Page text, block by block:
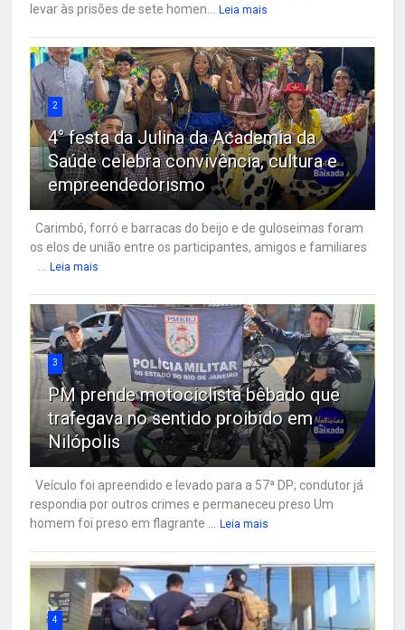
levar às prisões de sete homen...
Leia mais
2
4° festa da Julina da Academia da
Saúde celebra convivência, cultura e
empreendedorismo
Carimbó, forró e barracas do beijo e de guloseimas foram
os elos de união entre os participantes, amigos e familiares
Leia mais
3
PM prende motociclista bêbado que
trafegava no sentido proibido em
Nilópolis
Veículo foi apreendido e levado para a 57ª DP; condutor já
respondia por outros crimes e permaneceu preso Um
homem foi preso em flagrante ...
Leia mais
4